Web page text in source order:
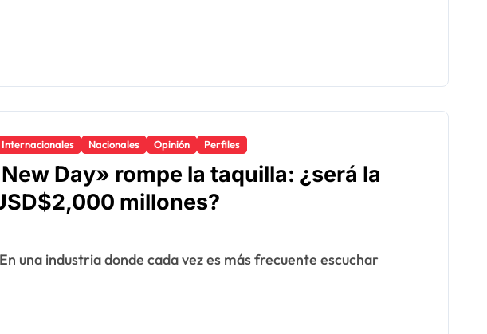
Internacionales Nacionales Opinión Perfiles
Day» rompe la taquilla: ¿será la
millones?